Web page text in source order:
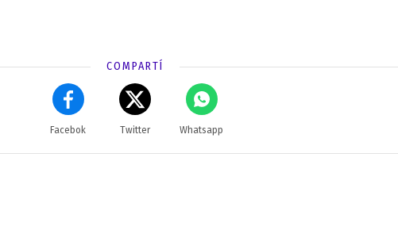
COMPARTÍ
Facebok Twitter Whatsapp